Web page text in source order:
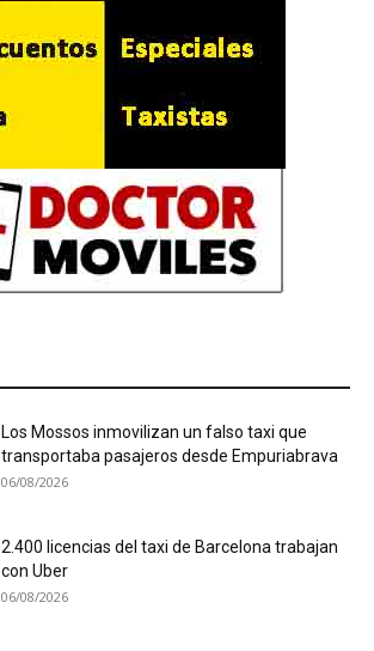
Los Mossos inmovilizan un falso taxi que
transportaba pasajeros desde Empuriabrava
06/08/2026
2.400 licencias del taxi de Barcelona trabajan
con Uber
06/08/2026